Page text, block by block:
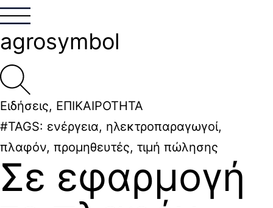
agrosymbol
Ειδήσεις, ΕΠΙΚΑΙΡΟΤΗΤΑ
#TAGS: ενέργεια, ηλεκτροπαραγωγοί,
πλαφόν, προμηθευτές, τιμή πώλησης
Σε εφαρμογή